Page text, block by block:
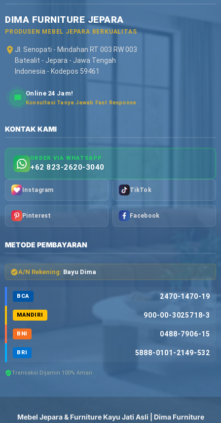
DIMA FURNITURE JEPARA
PRODUSEN MEBEL JEPARA BERKUALITAS
Jl. Senopati - Mindahan RT 003 RW 003
Batealit - Jepara - Jawa Tengah
Indonesia - Kodepos 59461
Online 24 Jam!
Konsultasi Tanya Jawab Fast Response
KONTAK KAMI
ORDER VIA WHATSAPP
+62 823-2620-3040
Instagram TikTok
Pinterest Facebook
METODE PEMBAYARAN
A/N Rekening: Bayu Dima
BCA 2470-1470-19
MANDIRI 900-00-3025718-3
BNI 0488-7906-15
BRI 5888-0101-2149-532
Transaksi Dijamin 100% Aman
Mebel Jepara & Furniture Kayu Jati Asli | Dima Furniture